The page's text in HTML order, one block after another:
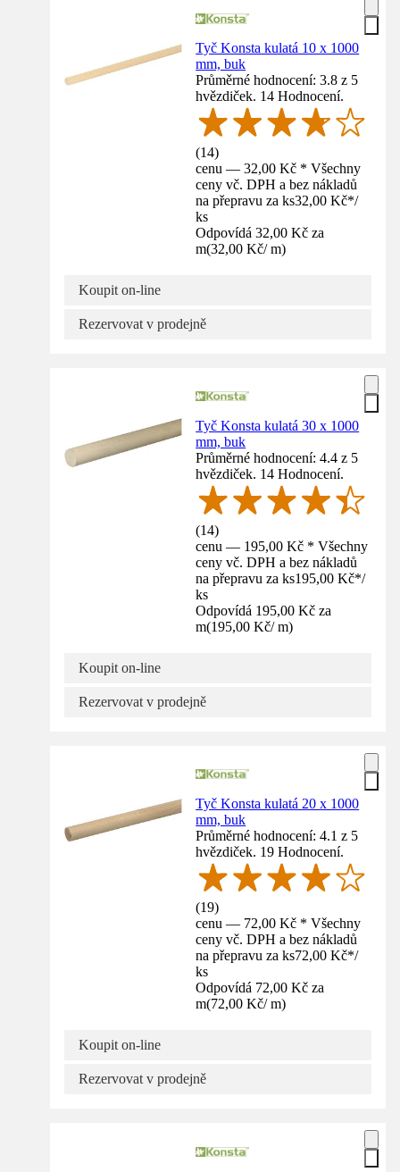
Tyč Konsta kulatá 10 x 1000
mm, buk
Průměrné hodnocení: 3.8 z 5
hvězdiček. 14 Hodnocení.
(14)
cenu — 32,00 Kč * Všechny
ceny vč. DPH a bez nákladů
na přepravu za ks32,00 Kč*/
ks
Odpovídá 32,00 Kč za
m(32,00 Kč/ m)
Koupit on-line
Rezervovat v prodejně
Tyč Konsta kulatá 30 x 1000
mm, buk
Průměrné hodnocení: 4.4 z 5
hvězdiček. 14 Hodnocení.
(14)
cenu — 195,00 Kč * Všechny
ceny vč. DPH a bez nákladů
na přepravu za ks195,00 Kč*/
ks
Odpovídá 195,00 Kč za
m(195,00 Kč/ m)
Koupit on-line
Rezervovat v prodejně
Tyč Konsta kulatá 20 x 1000
mm, buk
Průměrné hodnocení: 4.1 z 5
hvězdiček. 19 Hodnocení.
(19)
cenu — 72,00 Kč * Všechny
ceny vč. DPH a bez nákladů
na přepravu za ks72,00 Kč*/
ks
Odpovídá 72,00 Kč za
m(72,00 Kč/ m)
Koupit on-line
Rezervovat v prodejně